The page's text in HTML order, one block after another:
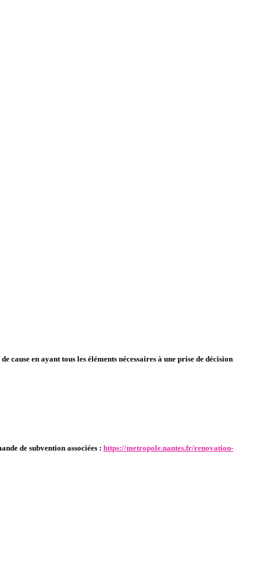
en ayant tous les éléments nécessaires à une prise de décision
de subvention associées : https://metropole.nantes.fr/renovation-